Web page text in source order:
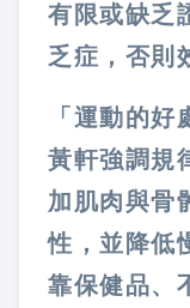
有限或缺乏
乏症，否則
「運動的好
黃軒強調規
加肌肉與骨
性，並降低
靠保健品、